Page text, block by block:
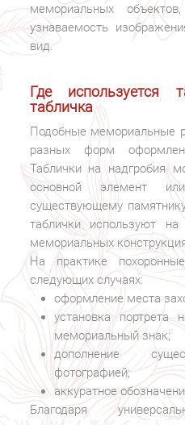
мемориальных
узнаваемость
вид.
Где используется
табличка
Подобные мемориальные
разных форм
Таблички на надгробия
основной элемент
существующему
таблички используют
мемориальных
На практике
следующих случаях:
оформление места
установка
мемориальный знак;
дополнение
фотографией;
аккуратное
Благодаря